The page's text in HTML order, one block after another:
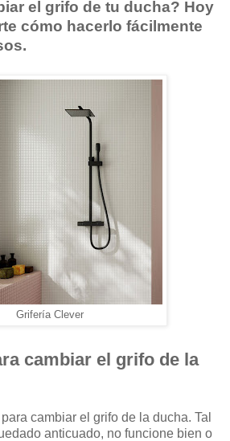
el grifo de tu ducha? Hoy
cómo hacerlo fácilmente
Grifería Clever
cambiar el grifo de la
cambiar el grifo de la ducha. Tal
anticuado, no funcione bien o